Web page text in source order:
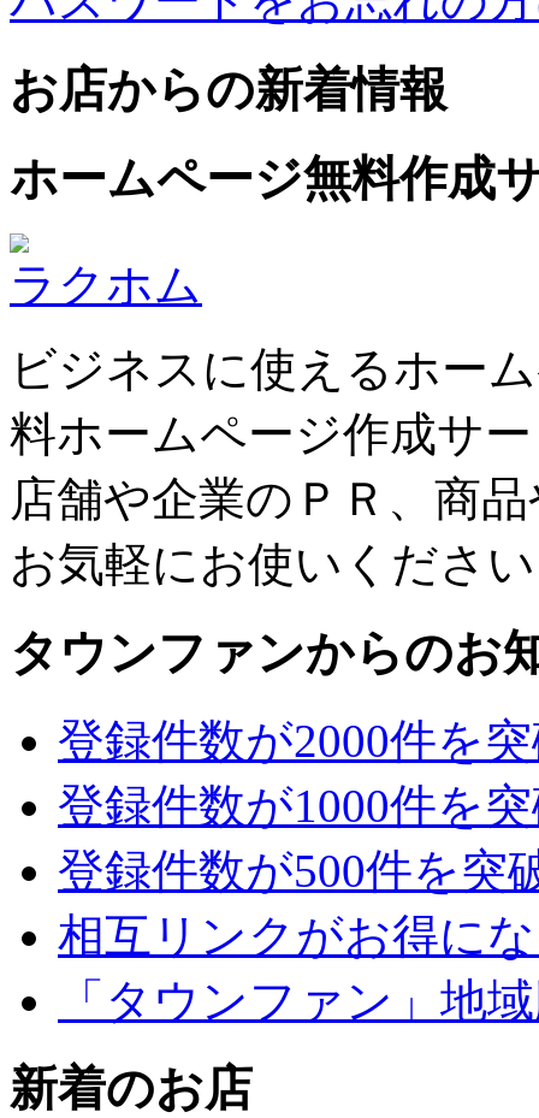
お店からの新着情報
ホームページ無料作成
ラクホム
ビジネスに使えるホー
料ホームページ作成サ
店舗や企業のＰＲ、商
お気軽にお使いくださ
タウンファンからのお
登録件数が2000件を
登録件数が1000件を
登録件数が500件を突
相互リンクがお得に
「タウンファン」地
新着のお店